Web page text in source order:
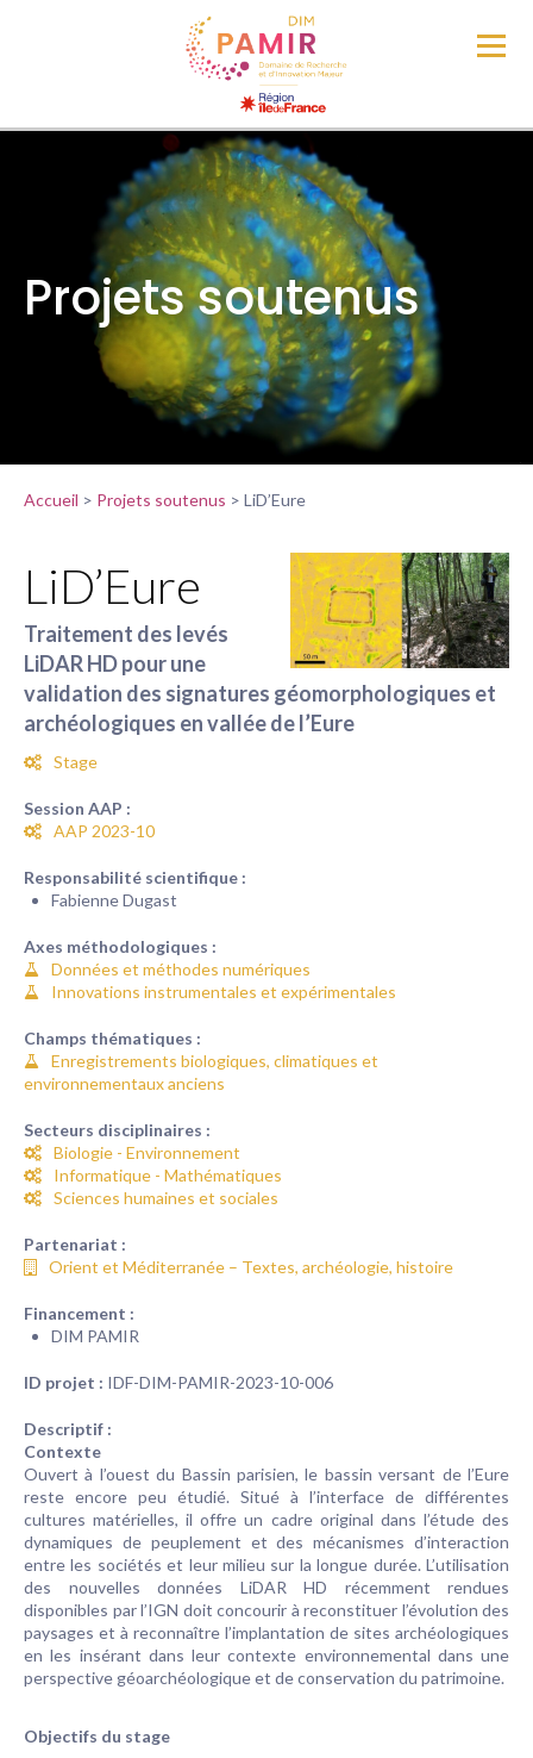
Projets soutenus
Accueil > Projets soutenus > LiD’Eure
LiD’Eure
Traitement des levés
LiDAR HD pour une
validation des signatures géomorphologiques et
archéologiques en vallée de l’Eure
Stage
Session AAP :
AAP 2023-10
Responsabilité scientifique :
Fabienne Dugast
Axes méthodologiques :
Données et méthodes numériques
Innovations instrumentales et expérimentales
Champs thématiques :
Enregistrements biologiques, climatiques et
environnementaux anciens
Secteurs disciplinaires :
Biologie - Environnement
Informatique - Mathématiques
Sciences humaines et sociales
Partenariat :
Orient et Méditerranée – Textes, archéologie, histoire
Financement :
DIM PAMIR
ID projet : IDF-DIM-PAMIR-2023-10-006
Descriptif :
Contexte
Ouvert à l’ouest du Bassin parisien, le bassin versant de l’Eure
reste encore peu étudié. Situé à l’interface de différentes
cultures matérielles, il offre un cadre original dans l’étude des
dynamiques de peuplement et des mécanismes d’interaction
entre les sociétés et leur milieu sur la longue durée. L’utilisation
des nouvelles données LiDAR HD récemment rendues
disponibles par l’IGN doit concourir à reconstituer l’évolution des
paysages et à reconnaître l’implantation de sites archéologiques
en les insérant dans leur contexte environnemental dans une
perspective géoarchéologique et de conservation du patrimoine.
Objectifs du stage